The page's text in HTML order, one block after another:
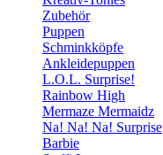
Zubehör
Puppen
Schminkköpfe
Ankleidepuppen
L.O.L. Surprise!
Rainbow High
Mermaze Mermaidz
Na! Na! Na! Surprise
Barbie